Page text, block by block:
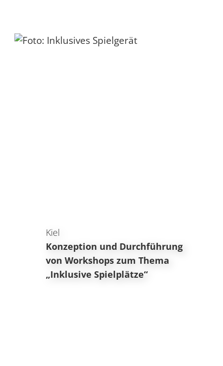
Kiel
Konzeption und Durchführung
von Workshops zum Thema
„Inklusive Spielplätze“